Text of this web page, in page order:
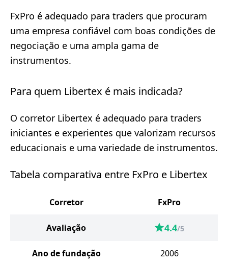
FxPro é adequado para traders que procuram
uma empresa confiável com boas condições de
negociação e uma ampla gama de
instrumentos.
Para quem Libertex é mais indicada?
O corretor Libertex é adequado para traders
iniciantes e experientes que valorizam recursos
educacionais e uma variedade de instrumentos.
Tabela comparativa entre FxPro e Libertex
Corretor FxPro
Avaliação 4.4/5
Ano de fundação 2006